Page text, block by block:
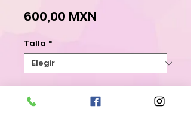
600,00 MXN
Talla *
Agregar al carrito